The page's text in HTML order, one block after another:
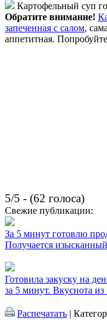
Картофельный суп
Обратите внимание!
запеченная с салом,
аппетитная.
5/5 - (62 голоса)
Свежие публикации:
За 5 минут готовлю
Получается
Готовила закуску на
за 5 минут. Вкуснота
Распечатать |